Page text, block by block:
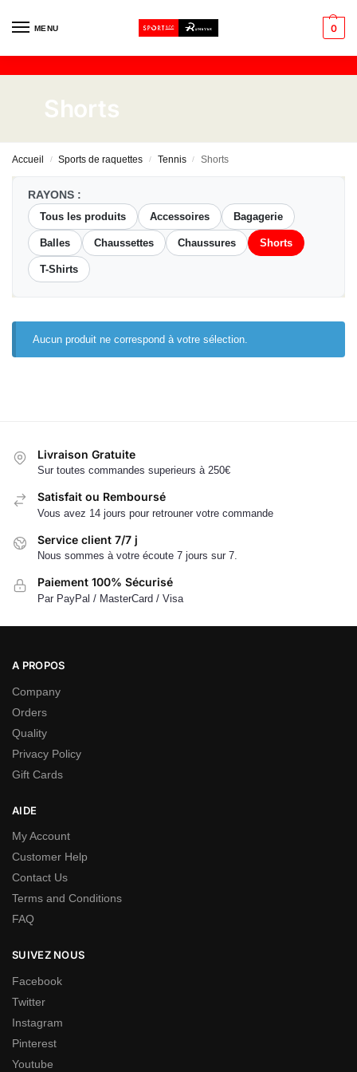
MENU 0
Shorts
Accueil / Sports de raquettes / Tennis / Shorts
RAYONS :
Tous les produits
Accessoires Bagagerie
Balles Chaussettes Chaussures Shorts
T-Shirts
Aucun produit ne correspond à votre sélection.
Livraison Gratuite
Sur toutes commandes superieurs à 250€
Satisfait ou Remboursé
Vous avez 14 jours pour retrouner votre commande
Service client 7/7 j
Nous sommes à votre écoute 7 jours sur 7.
Paiement 100% Sécurisé
Par PayPal / MasterCard / Visa
A PROPOS
Company
Orders
Quality
Privacy Policy
Gift Cards
AIDE
My Account
Customer Help
Contact Us
Terms and Conditions
FAQ
SUIVEZ NOUS
Facebook
Twitter
Instagram
Pinterest
Youtube